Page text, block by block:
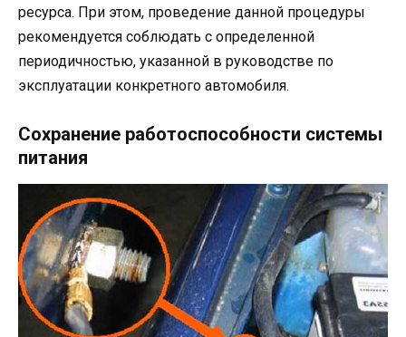
ресурса. При этом, проведение данной процедуры
рекомендуется соблюдать с определенной
периодичностью, указанной в руководстве по
эксплуатации конкретного автомобиля.
Сохранение работоспособности системы
питания